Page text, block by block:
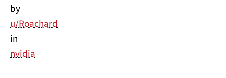
by
u/Roachard
in
nvidia